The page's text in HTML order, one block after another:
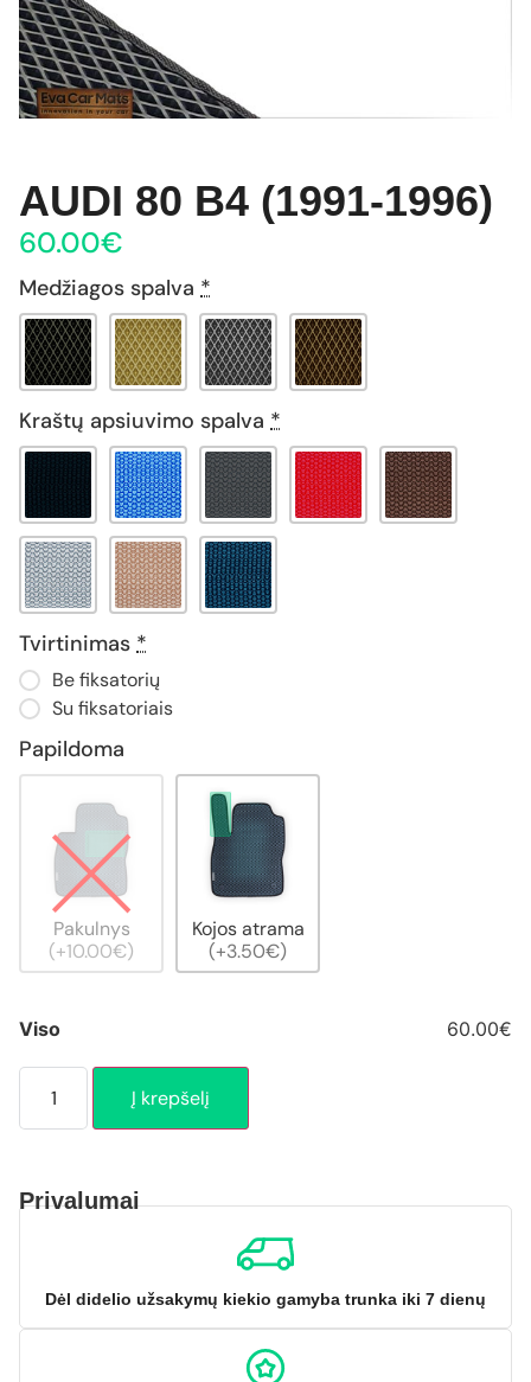
AUDI 80 B4 (1991-1996)
60.00€
Medžiagos spalva *
Kraštų apsiuvimo spalva *
Tvirtinimas *
Be fiksatorių
Su fiksatoriais
Papildoma
Pakulnys
(+10.00€)
Kojos atrama
(+3.50€)
Viso 60.00€
Į krepšelį
Privalumai
Dėl didelio užsakymų kiekio gamyba trunka iki 7 dienų